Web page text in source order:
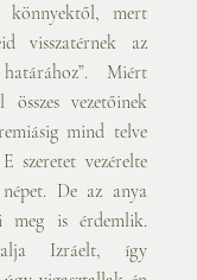
könnyektől, mert
visszatérnek az
Miért
vezetőinek
mind telve
szeretet vezérelte
De az anya
meg is érdemlik.
Izráelt, így